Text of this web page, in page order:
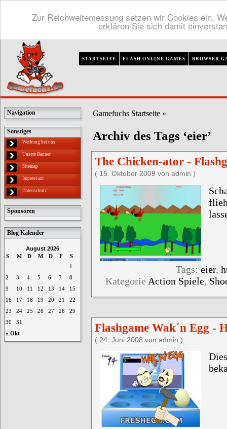
Zur Reichweitemessung setzen wir Cookies ein.
erklären Sie sich damit
STARTSEITE FLASH ONLINE GAMES BROWSER
Navigation
Sonstiges
Werbung bei uns
Unsere Banner
Sitemap
Impressum
Datenschutz
Sponsoren
Blog Kalender
August 2026
S M D M D F S
« Okt
1
2
3 4 5 6 7
8
9
10 11 12 13 14
15
16
17 18 19 20 21
22
23
24 25 26 27 28
29
30
31
Gamefuchs Startseite »
Archiv des Tags ‘eier’
The Chicken-ator -
( 15. Oktober 2009 von admin )
Tags: eier,
Kategorie Action Spiele,
Flashgame Wak´n Egg -
( 24. Juni 2008 von admin )